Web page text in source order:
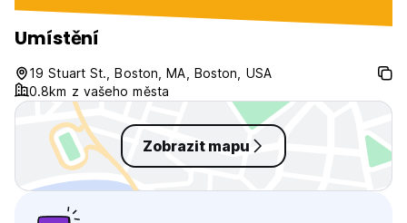
Umístění
19 Stuart St., Boston, MA, Boston, USA
0.8km z vašeho města
Zobrazit mapu